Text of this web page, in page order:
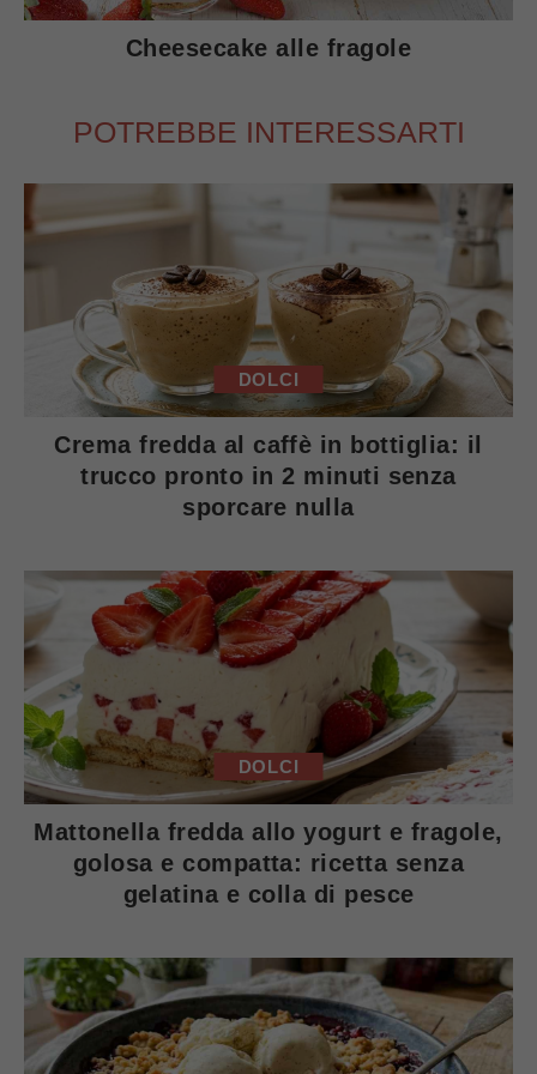
Cheesecake alle fragole
POTREBBE INTERESSARTI
DOLCI
Crema fredda al caffè in bottiglia: il
trucco pronto in 2 minuti senza
sporcare nulla
DOLCI
Mattonella fredda allo yogurt e fragole,
golosa e compatta: ricetta senza
gelatina e colla di pesce